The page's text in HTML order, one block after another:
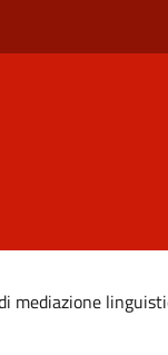
mediazione